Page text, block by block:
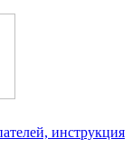
инструкция